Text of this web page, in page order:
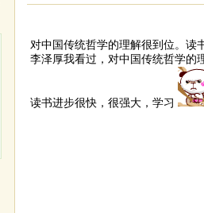
对中国传统哲学的理解很到位。读
李泽厚我看过，对中国传统哲学的
读书进步很快，很强大，学习